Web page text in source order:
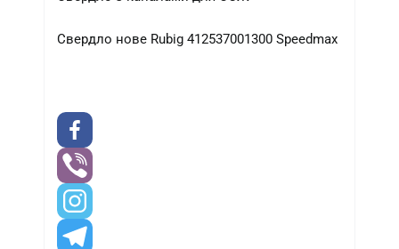
Свердло нове Rubig 412537001300 Speedmax